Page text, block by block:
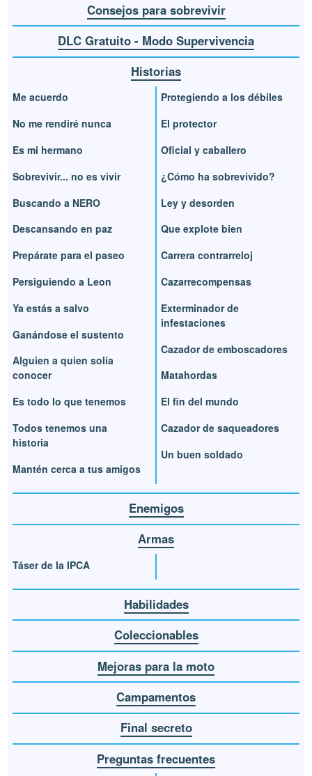
Consejos para sobrevivir
DLC Gratuito - Modo Supervivencia
Historias
Me acuerdo
No me rendiré nunca
Es mi hermano
Sobrevivir... no es vivir
Buscando a NERO
Descansando en paz
Prepárate para el paseo
Persiguiendo a Leon
Ya estás a salvo
Ganándose el sustento
Alguien a quien solía
conocer
Es todo lo que tenemos
Todos tenemos una
historia
Mantén cerca a tus amigos
Protegiendo a los débiles
El protector
Oficial y caballero
¿Cómo ha sobrevivido?
Ley y desorden
Que explote bien
Carrera contrarreloj
Cazarrecompensas
Exterminador de
infestaciones
Cazador de emboscadores
Matahordas
El fin del mundo
Cazador de saqueadores
Un buen soldado
Enemigos
Armas
Táser de la IPCA
Habilidades
Coleccionables
Mejoras para la moto
Campamentos
Final secreto
Preguntas frecuentes